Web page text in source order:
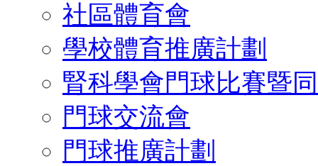
社區體育會
學校體育推廣計劃
腎科學會門球比賽暨
門球交流會
門球推廣計劃